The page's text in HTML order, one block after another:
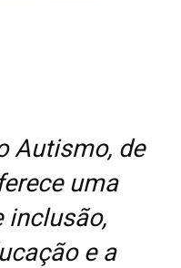
Autismo, de
uma
inclusão,
e a